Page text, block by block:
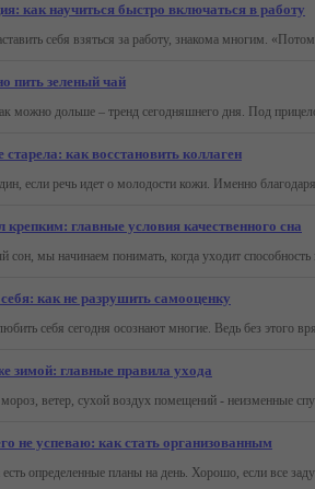
как научиться быстро включаться в работу
пить зеленый чай
как восстановить коллаген
главные условия качественного сна
как не разрушить самооценку
зимой: главные правила ухода
не успеваю: как стать организованным